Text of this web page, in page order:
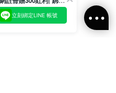
立刻綁定LINE 帳號